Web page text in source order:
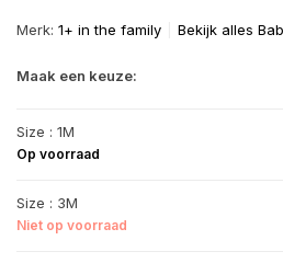
Merk: 1+ in the family Bekijk alles
Maak een keuze:
Size : 1M
Op voorraad
Size : 3M
Niet op voorraad